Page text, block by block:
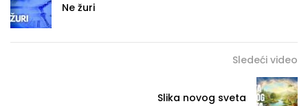
Ne žuri
Sledeći video
Slika novog sveta